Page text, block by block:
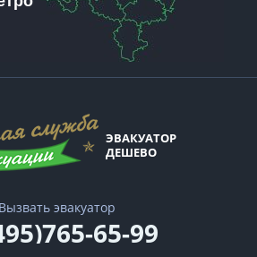
ЭВАКУАТОР
ДЕШЕВО
Вызвать эвакуатор
65-99